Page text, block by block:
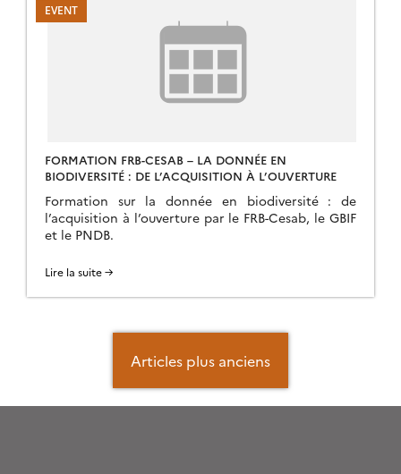
FORMATION FRB-CESAB – LA DONNÉE EN
BIODIVERSITÉ : DE L’ACQUISITION À L’OUVERTURE
Formation sur la donnée en biodiversité : de
l’acquisition à l’ouverture par le FRB-Cesab, le GBIF
et le PNDB.
Lire la suite →
Articles plus anciens